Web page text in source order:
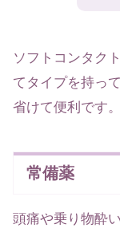
ソフトコンタク
てタイプを持っ
省けて便利です。
常備薬
頭痛や乗り物酔